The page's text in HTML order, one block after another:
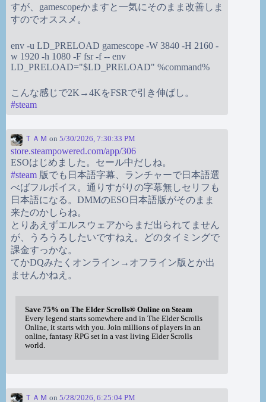
すが、gamescopeかますと一気にそのまま改善しま
すのでオススメ。
env -u LD_PRELOAD gamescope -W 3840 -H 2160 -
w 1920 -h 1080 -F fsr -f -- env
LD_PRELOAD="$LD_PRELOAD" %command%
こんな感じで2K→4KをFSRで引き伸ばし。
#steam
ＴＡＭ on 5/30/2026, 7:30:33 PM
store.steampowered.com/app/306
ESOはじめました。セール中だしね。
#steam 版でも日本語字幕、ランチャーで日本語選
べばフルボイス。通りすがりの字幕無しセリフも
日本語になる。DMMのESO日本語版がそのまま
来たのかしらね。
とりあえずエルスウェアからまだ出られてません
が、うろうろしたいですねえ。どのタイミングで
課金すっかな。
てかDQみたくオンライン→オフライン版とか出
ませんかねえ。
Save 75% on The Elder Scrolls® Online on Steam
Every legend starts somewhere and in The Elder Scrolls
Online, it starts with you. Join millions of players in an
online, fantasy RPG set in a vast living Elder Scrolls
world.
ＴＡＭ on 5/28/2026, 6:25:04 PM